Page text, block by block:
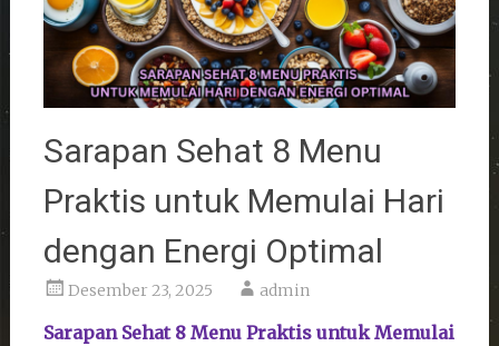
Sarapan Sehat 8 Menu
Praktis untuk Memulai Hari
dengan Energi Optimal
Desember 23, 2025 admin
Sarapan Sehat 8 Menu Praktis untuk Memulai